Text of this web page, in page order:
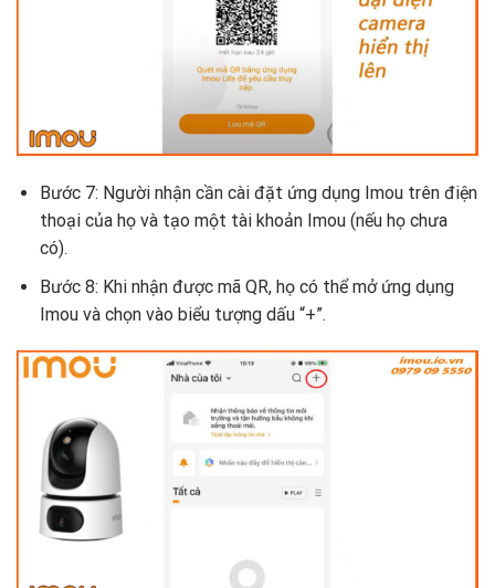
Bước 7: Người nhận cần cài đặt ứng dụng Imou trên điện
thoại của họ và tạo một tài khoản Imou (nếu họ chưa
có).
Bước 8: Khi nhận được mã QR, họ có thể mở ứng dụng
Imou và chọn vào biểu tượng dấu “+”.